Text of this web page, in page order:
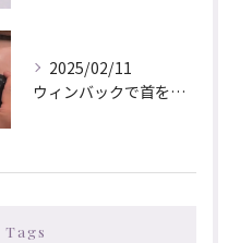
2025/02/11
ウィンバックで首をケアすることで
Tags